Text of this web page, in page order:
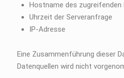
Hostname des zugreifenden
Uhrzeit der Serveranfrage
IP-Adresse
Eine Zusammenführung dieser
Datenquellen wird nicht